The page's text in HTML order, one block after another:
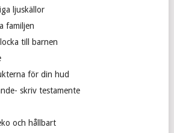
ljuskällor
familjen
till barnen
för din hud
skriv testamente
och hållbart